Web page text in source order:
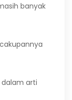
banyak
arti